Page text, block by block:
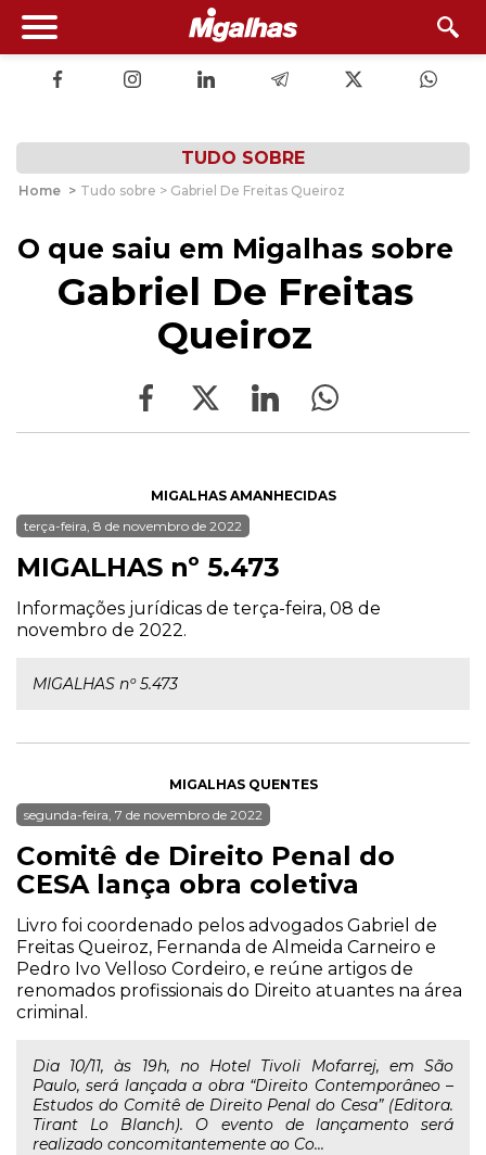
TUDO SOBRE
Home > Tudo sobre > Gabriel De Freitas Queiroz
O que saiu em Migalhas sobre
Gabriel De Freitas
Queiroz
MIGALHAS AMANHECIDAS
terça-feira, 8 de novembro de 2022
MIGALHAS nº 5.473
Informações jurídicas de terça-feira, 08 de
novembro de 2022.
MIGALHAS nº 5.473
MIGALHAS QUENTES
segunda-feira, 7 de novembro de 2022
Comitê de Direito Penal do
CESA lança obra coletiva
Livro foi coordenado pelos advogados Gabriel de
Freitas Queiroz, Fernanda de Almeida Carneiro e
Pedro Ivo Velloso Cordeiro, e reúne artigos de
renomados profissionais do Direito atuantes na área
criminal.
Dia 10/11, às 19h, no Hotel Tivoli Mofarrej, em São
Paulo, será lançada a obra “Direito Contemporâneo –
Estudos do Comitê de Direito Penal do Cesa” (Editora.
Tirant Lo Blanch). O evento de lançamento será
realizado concomitantemente ao Co...